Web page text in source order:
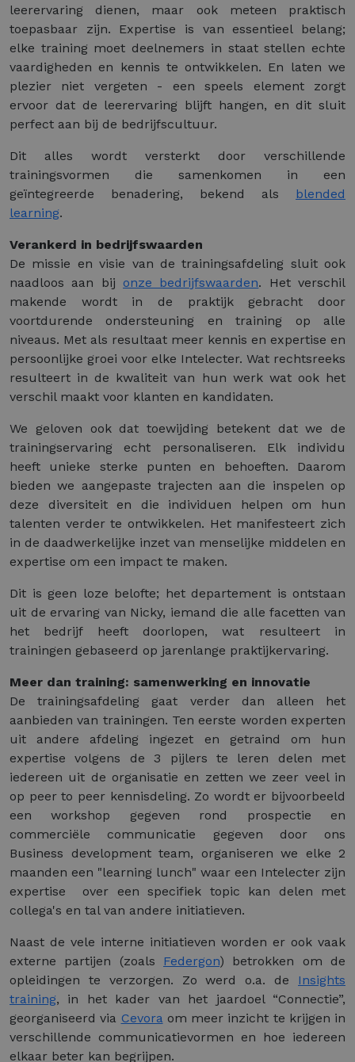
leerervaring dienen, maar ook meteen praktisch
toepasbaar zijn. Expertise is van essentieel belang;
elke training moet deelnemers in staat stellen echte
vaardigheden en kennis te ontwikkelen. En laten we
plezier niet vergeten - een speels element zorgt
ervoor dat de leerervaring blijft hangen, en dit sluit
perfect aan bij de bedrijfscultuur.
Dit alles wordt versterkt door verschillende
trainingsvormen die samenkomen in een
geïntegreerde benadering, bekend als blended
learning.
Verankerd in bedrijfswaarden
De missie en visie van de trainingsafdeling sluit ook
naadloos aan bij onze bedrijfswaarden. Het verschil
makende wordt in de praktijk gebracht door
voortdurende ondersteuning en training op alle
niveaus. Met als resultaat meer kennis en expertise en
persoonlijke groei voor elke Intelecter. Wat rechtsreeks
resulteert in de kwaliteit van hun werk wat ook het
verschil maakt voor klanten en kandidaten.
We geloven ook dat toewijding betekent dat we de
trainingservaring echt personaliseren. Elk individu
heeft unieke sterke punten en behoeften. Daarom
bieden we aangepaste trajecten aan die inspelen op
deze diversiteit en die individuen helpen om hun
talenten verder te ontwikkelen. Het manifesteert zich
in de daadwerkelijke inzet van menselijke middelen en
expertise om een impact te maken.
Dit is geen loze belofte; het departement is ontstaan
uit de ervaring van Nicky, iemand die alle facetten van
het bedrijf heeft doorlopen, wat resulteert in
trainingen gebaseerd op jarenlange praktijkervaring.
Meer dan training: samenwerking en innovatie
De trainingsafdeling gaat verder dan alleen het
aanbieden van trainingen. Ten eerste worden experten
uit andere afdeling ingezet en getraind om hun
expertise volgens de 3 pijlers te leren delen met
iedereen uit de organisatie en zetten we zeer veel in
op peer to peer kennisdeling. Zo wordt er bijvoorbeeld
een workshop gegeven rond prospectie en
commerciële communicatie gegeven door ons
Business development team, organiseren we elke 2
maanden een "learning lunch" waar een Intelecter zijn
expertise over een specifiek topic kan delen met
collega's en tal van andere initiatieven.
Naast de vele interne initiatieven worden er ook vaak
externe partijen (zoals Federgon) betrokken om de
opleidingen te verzorgen. Zo werd o.a. de Insights
training, in het kader van het jaardoel “Connectie”,
georganiseerd via Cevora om meer inzicht te krijgen in
verschillende communicatievormen en hoe iedereen
elkaar beter kan begrijpen.